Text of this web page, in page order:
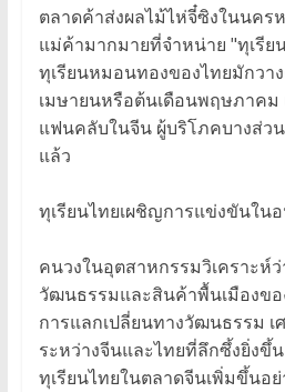
ตลาดค้าส่งผลไม้ไห่จี๋ซิงในนค
แม่ค้ามากมายที่จำหน่าย "ทุเรีย
ทุเรียนหมอนทองของไทยมักวา
เมษายนหรือต้นเดือนพฤษภาคม
แฟนคลับในจีน ผู้บริโภคบางส่ว
แล้ว
ทุเรียนไทยเผชิญการแข่งขันใน
คนวงในอุตสาหกรรมวิเคราะห์
วัฒนธรรมและสินค้าพื้นเมืองขอ
การแลกเปลี่ยนทางวัฒนธรรม เ
ระหว่างจีนและไทยที่ลึกซึ้งยิ่งขึ้
ทุเรียนไทยในตลาดจีนเพิ่มขึ้นอ